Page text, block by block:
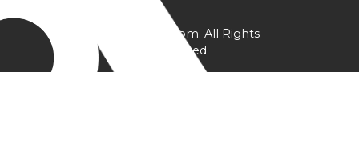
@ YPtrainer.com. All Rights
Reserved